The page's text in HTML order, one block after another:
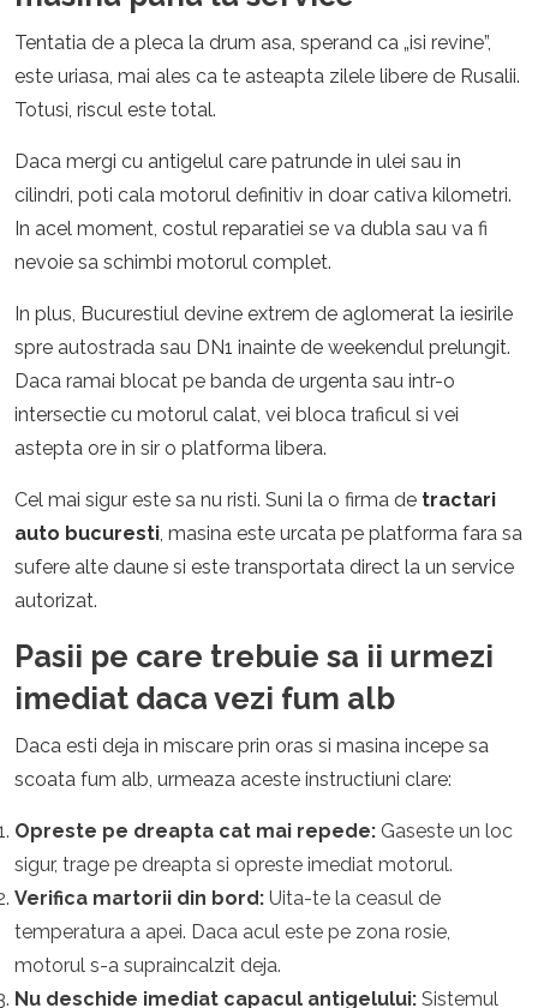
Tentatia de a pleca la drum asa, sperand ca „isi revine”,
este uriasa, mai ales ca te asteapta zilele libere de Rusalii.
Totusi, riscul este total.
Daca mergi cu antigelul care patrunde in ulei sau in
cilindri, poti cala motorul definitiv in doar cativa kilometri.
In acel moment, costul reparatiei se va dubla sau va fi
nevoie sa schimbi motorul complet.
In plus, Bucurestiul devine extrem de aglomerat la iesirile
spre autostrada sau DN1 inainte de weekendul prelungit.
Daca ramai blocat pe banda de urgenta sau intr-o
intersectie cu motorul calat, vei bloca traficul si vei
astepta ore in sir o platforma libera.
Cel mai sigur este sa nu risti. Suni la o firma de tractari
auto bucuresti, masina este urcata pe platforma fara sa
sufere alte daune si este transportata direct la un service
autorizat.
Pasii pe care trebuie sa ii urmezi
imediat daca vezi fum alb
Daca esti deja in miscare prin oras si masina incepe sa
scoata fum alb, urmeaza aceste instructiuni clare:
Opreste pe dreapta cat mai repede: Gaseste un loc
sigur, trage pe dreapta si opreste imediat motorul.
Verifica martorii din bord: Uita-te la ceasul de
temperatura a apei. Daca acul este pe zona rosie,
motorul s-a supraincalzit deja.
Nu deschide imediat capacul antigelului: Sistemul